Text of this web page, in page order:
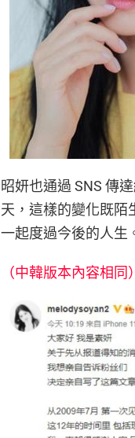
昭妍也通過 SNS 傳
天，這樣的變化既陌
一起度過今後的人生
（中韓版本內容相同）